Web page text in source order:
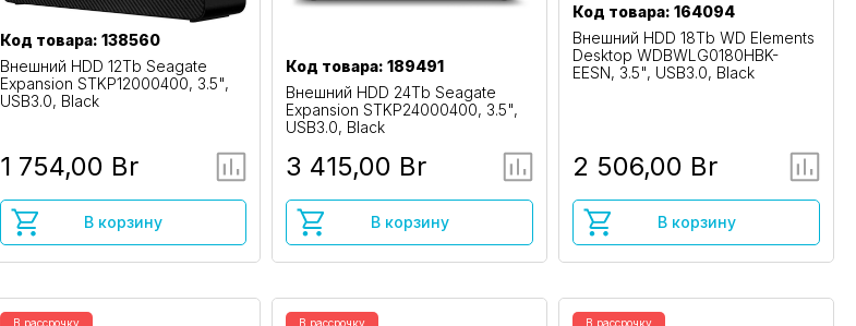
Код товара: 138560
Внешний HDD 12Tb Seagate
Expansion STKP12000400, 3.5",
USB3.0, Black
1 754,00 Br
В корзину
Код товара: 189491
Внешний HDD 24Tb Seagate
Expansion STKP24000400, 3.5",
USB3.0, Black
3 415,00 Br
В корзину
Код товара: 164094
Внешний HDD 18Tb WD Elements
Desktop WDBWLG0180HBK-
EESN, 3.5", USB3.0, Black
2 506,00 Br
В корзину
В рассрочку В рассрочку В рассрочку